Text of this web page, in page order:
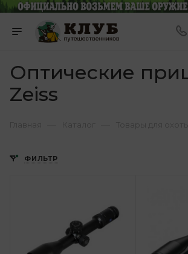
Оптические
Zeiss
ФИЛЬТР